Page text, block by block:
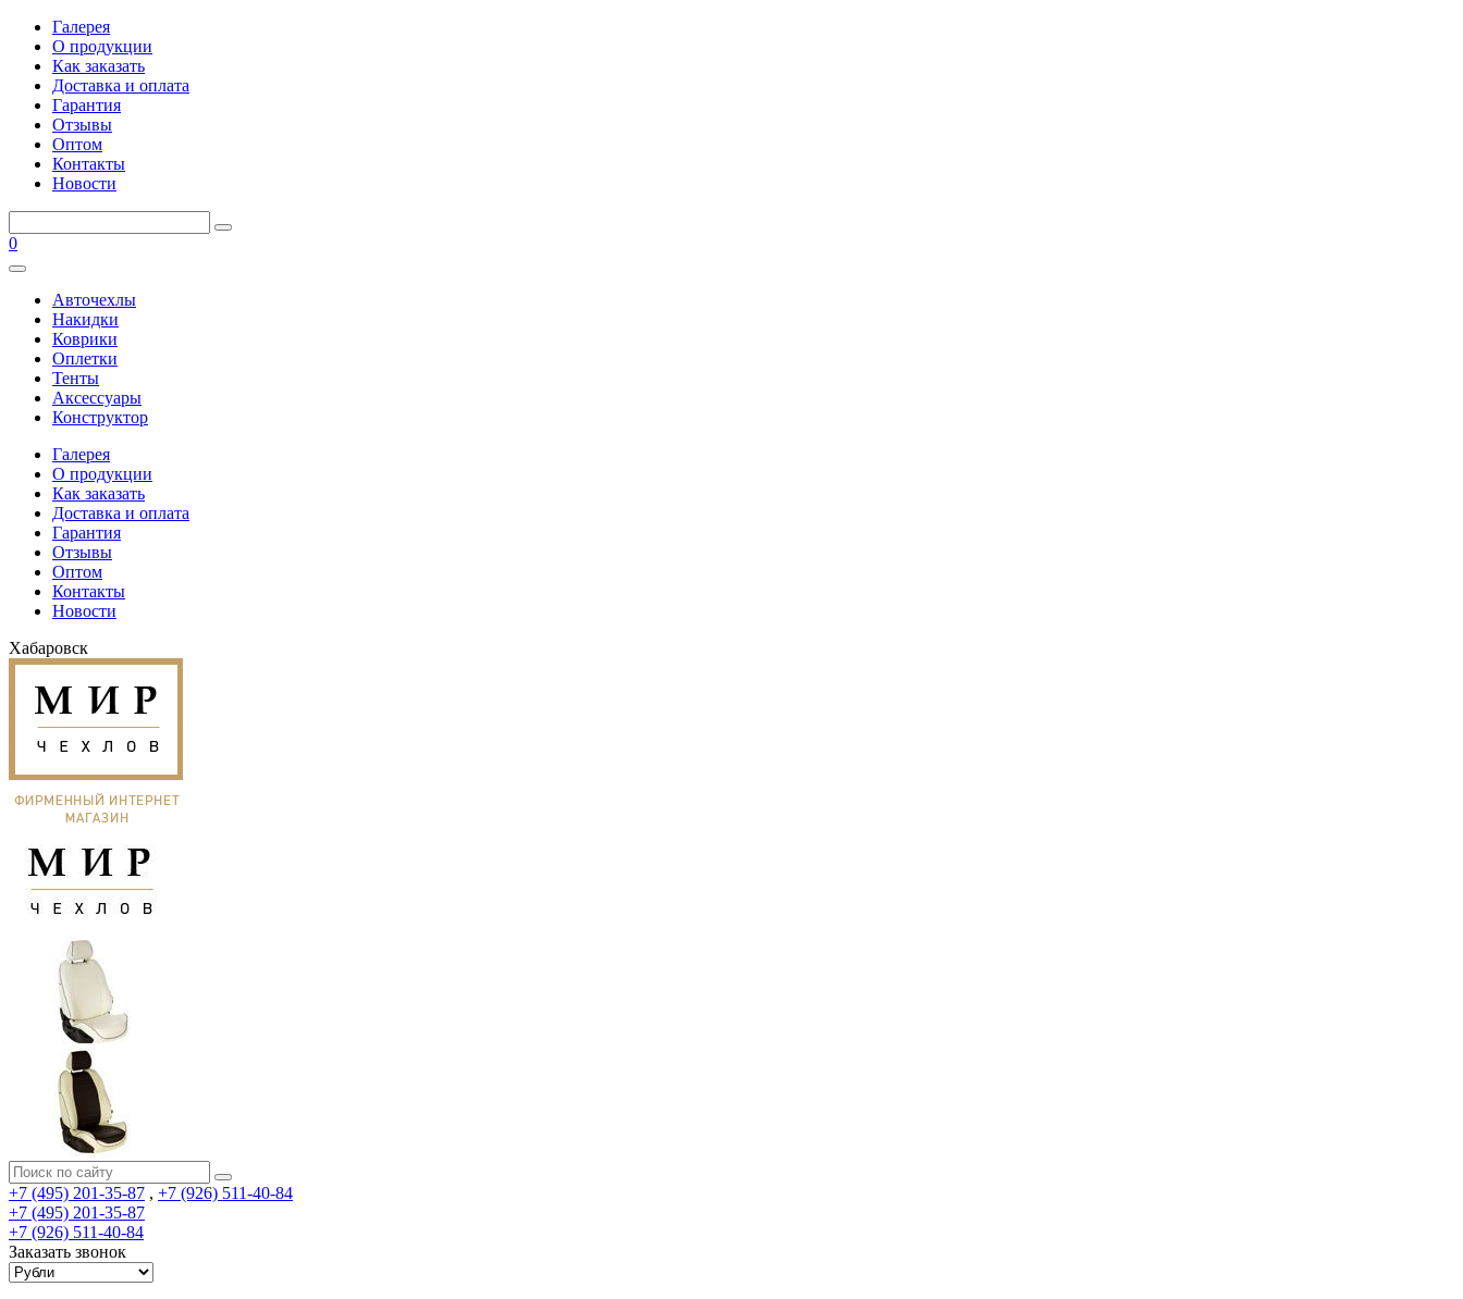
Галерея
О продукции
Как заказать
Доставка и оплата
Гарантия
Отзывы
Оптом
Контакты
Новости
0
Авточехлы
Накидки
Коврики
Оплетки
Тенты
Аксессуары
Конструктор
Галерея
О продукции
Как заказать
Доставка и оплата
Гарантия
Отзывы
Оптом
Контакты
Новости
Хабаровск
+7 (495) 201-35-87 , +7 (926) 511-40-84
+7 (495) 201-35-87
+7 (926) 511-40-84
Заказать звонок